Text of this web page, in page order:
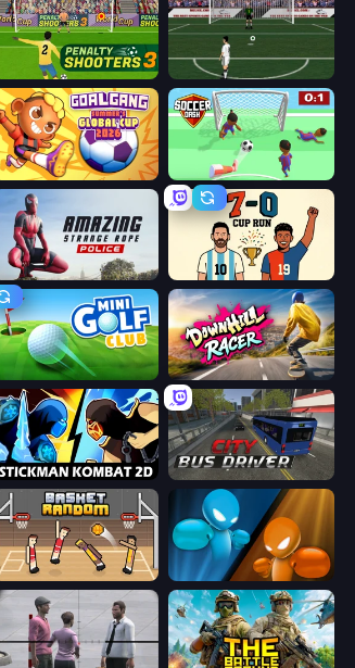
Penalty Shooters 3 Bicycle Kick Champ
Goal Gang Soccer Dash
Amazing Strange Rope Police
Mini Golf Club Downhill Racer
Stickman Kombat 2D City Bus Driver
Basket Random Drunken Boxing